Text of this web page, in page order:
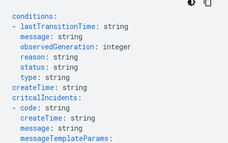
conditions :
- lastTransitionTime :
string
message :
string
observedGeneration :
integer
reason :
string
status :
string
type :
string
createTime :
string
critcalIncidents :
- code :
string
createTime :
string
message :
string
messageTemplateParams :